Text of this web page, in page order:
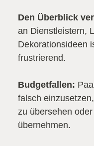
Den Überblick
an Dienstleistern,
Dekorationsideen
frustrierend.
Budgetfallen:
falsch
zu übersehen
übernehmen.